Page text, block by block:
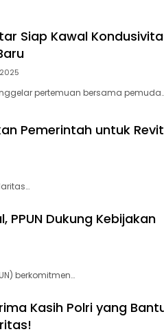
Siap Kawal
pertemuan bersama
Pemerintah untuk
Dukung Kebijakan
berkomitmen…
Kasih Polri yang